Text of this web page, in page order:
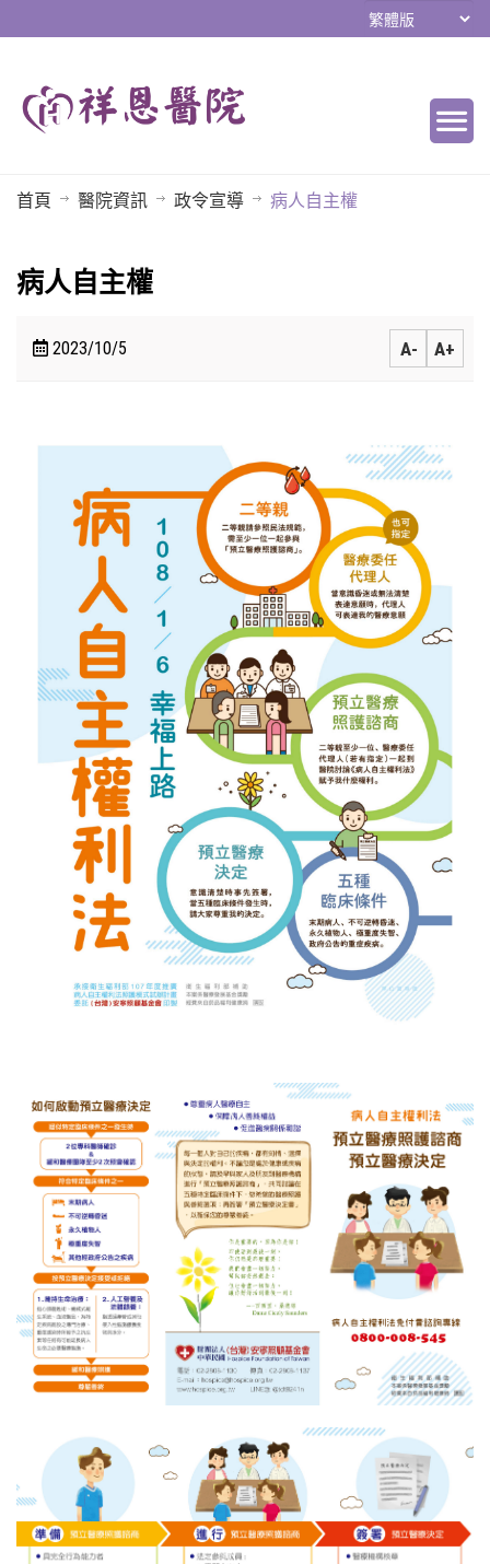
首頁 醫院資訊 政令宣導 病人自主權
病人自主權
2023/10/5 A- A+